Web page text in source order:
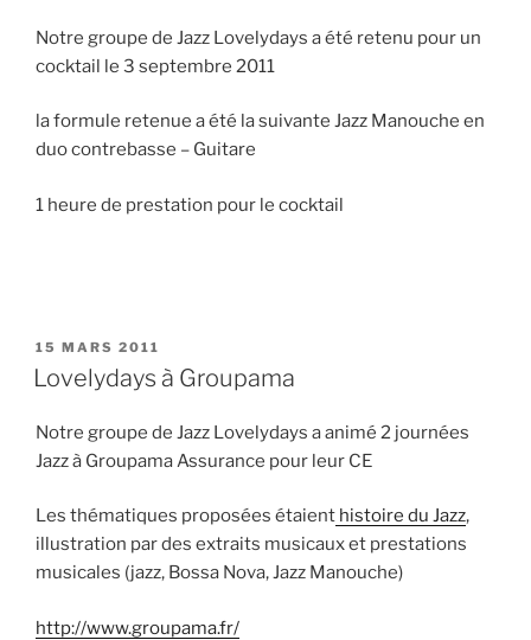
Notre groupe de Jazz Lovelydays a été retenu pour un
cocktail le 3 septembre 2011
la formule retenue a été la suivante Jazz Manouche en
duo contrebasse – Guitare
1 heure de prestation pour le cocktail
PUBLIÉ
LE
15 MARS 2011
Lovelydays à Groupama
Notre groupe de Jazz Lovelydays a animé 2 journées
Jazz à Groupama Assurance pour leur CE
Les thématiques proposées étaient histoire du Jazz,
illustration par des extraits musicaux et prestations
musicales (jazz, Bossa Nova, Jazz Manouche)
http://www.groupama.fr/